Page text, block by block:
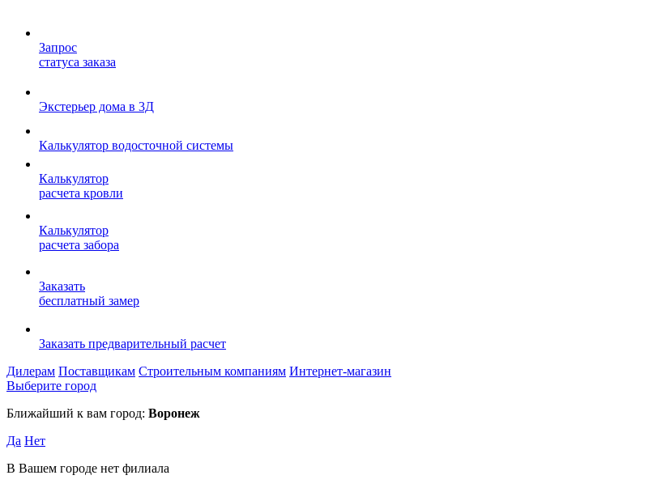
Запрос
статуса заказа
Экстерьер дома в 3Д
Калькулятор водосточной системы
Калькулятор
расчета кровли
Калькулятор
расчета забора
Заказать
бесплатный замер
Заказать предварительный расчет
Дилерам Поставщикам Строительным компаниям Интернет-магазин
Выберите город
Ближайший к вам город: Воронеж
Да Нет
В Вашем городе нет филиала